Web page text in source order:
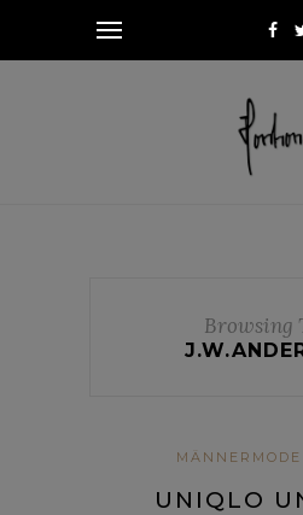
Browsing
MÄNNERMODE
UNIQLO